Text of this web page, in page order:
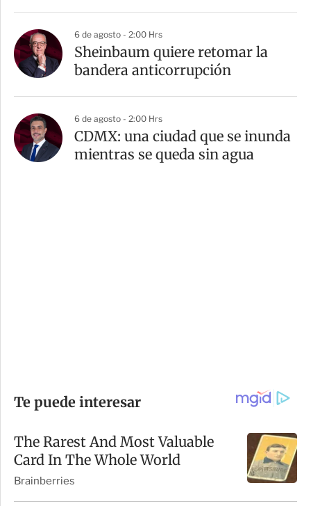
6 de agosto - 2:00 Hrs
Sheinbaum quiere retomar la
bandera anticorrupción
6 de agosto - 2:00 Hrs
CDMX: una ciudad que se inunda
mientras se queda sin agua